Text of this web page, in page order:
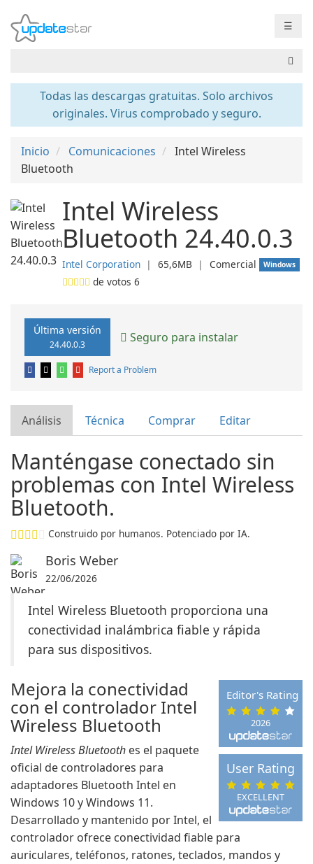
☰
Todas las descargas gratuitas. Solo archivos
originales. Virus comprobado y seguro.
Inicio Comunicaciones
Intel Wireless
Bluetooth
Intel Wireless
Bluetooth 24.40.0.3
Intel Corporation ❘ 65,6MB ❘ Comercial Windows
de votos 6
Última versión
24.40.0.3 Seguro para instalar
Report a Problem
Análisis Técnica Comprar Editar
Manténgase conectado sin
problemas con Intel Wireless
Bluetooth.
Construido por humanos. Potenciado por IA.
Boris Weber
22/06/2026
Intel Wireless Bluetooth proporciona una
conectividad inalámbrica fiable y rápida
para sus dispositivos.
2026
Editor's Rating
EXCELLENT
User Rating
Mejora la conectividad
con el controlador Intel
Wireless Bluetooth
Intel Wireless Bluetooth es el paquete
oficial de controladores para
adaptadores Bluetooth Intel en
Windows 10 y Windows 11.
Desarrollado y mantenido por Intel, el
controlador ofrece conectividad fiable para
auriculares, teléfonos, ratones, teclados, mandos y